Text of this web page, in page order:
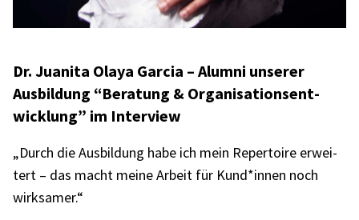
Dr. Juanita Olaya Garcia – Alumni unse­rer
Ausbil­dung “Bera­tung & Orga­ni­sa­ti­ons­ent­
wick­lung” im Inter­view
„Durch die Ausbil­dung habe ich mein Reper­toire erwei­
tert – das macht meine Arbeit für Kund*innen noch
wirk­sa­mer.“